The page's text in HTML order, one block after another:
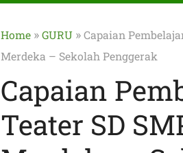
Home »GURU »Capaian
Merdeka – Sekolah Penggerak
Capaian
Teater SD